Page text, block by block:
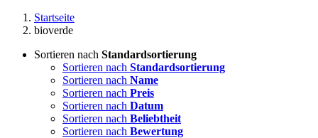
Startseite
bioverde
Sortieren nach Standardsortierung
Sortieren nach Standardsortierung
Sortieren nach Name
Sortieren nach Preis
Sortieren nach Datum
Sortieren nach Beliebtheit
Sortieren nach Bewertung